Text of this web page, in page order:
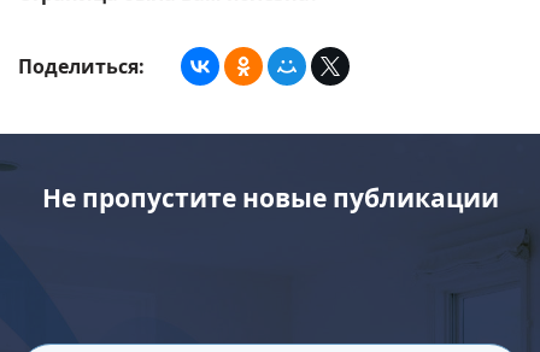
Поделиться:
Не пропустите новые публикации